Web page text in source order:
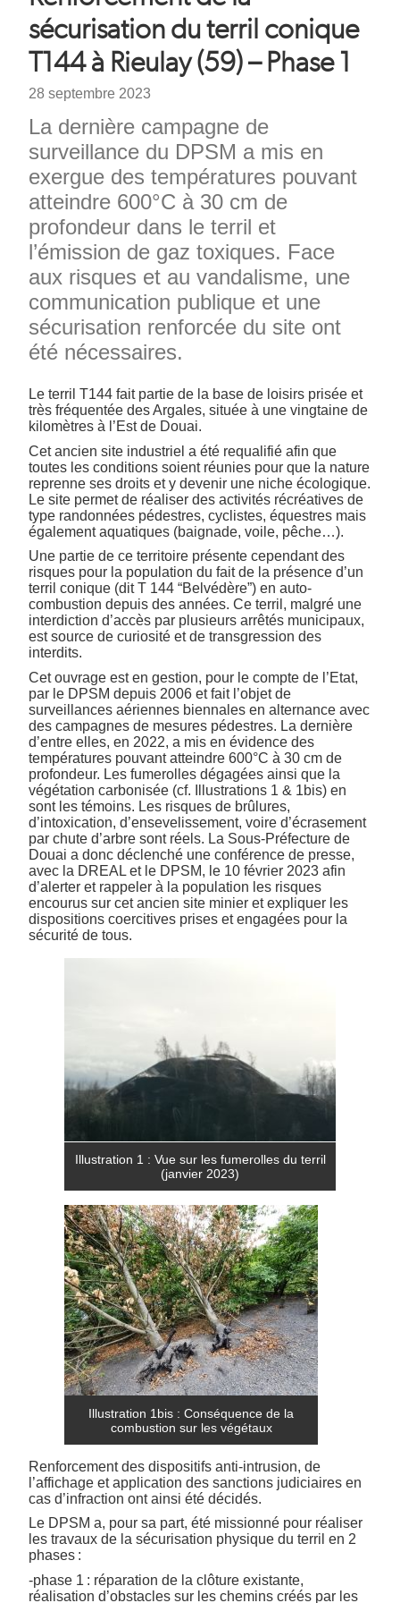
d'Ariane
sécurisation du terril conique
T144 à Rieulay (59) – Phase 1
Date
28 septembre 2023
Chapeau
La dernière campagne de
surveillance du DPSM a mis en
exergue des températures pouvant
atteindre 600°C à 30 cm de
profondeur dans le terril et
l’émission de gaz toxiques. Face
aux risques et au vandalisme, une
communication publique et une
sécurisation renforcée du site ont
été nécessaires.
Texte
Le terril T144 fait partie de la base de loisirs prisée et
très fréquentée des Argales, située à une vingtaine de
kilomètres à l’Est de Douai.
Cet ancien site industriel a été requalifié afin que
toutes les conditions soient réunies pour que la nature
reprenne ses droits et y devenir une niche écologique.
Le site permet de réaliser des activités récréatives de
type randonnées pédestres, cyclistes, équestres mais
également aquatiques (baignade, voile, pêche…).
Une partie de ce territoire présente cependant des
risques pour la population du fait de la présence d’un
terril conique (dit T 144 “Belvédère”) en auto-
combustion depuis des années. Ce terril, malgré une
interdiction d’accès par plusieurs arrêtés municipaux,
est source de curiosité et de transgression des
interdits.
Cet ouvrage est en gestion, pour le compte de l’Etat,
par le DPSM depuis 2006 et fait l’objet de
surveillances aériennes biennales en alternance avec
des campagnes de mesures pédestres. La dernière
d’entre elles, en 2022, a mis en évidence des
températures pouvant atteindre 600°C à 30 cm de
profondeur. Les fumerolles dégagées ainsi que la
végétation carbonisée (cf. Illustrations 1 & 1bis) en
sont les témoins. Les risques de brûlures,
d’intoxication, d’ensevelissement, voire d’écrasement
par chute d’arbre sont réels. La Sous-Préfecture de
Douai a donc déclenché une conférence de presse,
avec la DREAL et le DPSM, le 10 février 2023 afin
d’alerter et rappeler à la population les risques
encourus sur cet ancien site minier et expliquer les
dispositions coercitives prises et engagées pour la
sécurité de tous.
Illustration 1 : Vue sur les fumerolles du terril
(janvier 2023)
Illustration 1bis : Conséquence de la
combustion sur les végétaux
Renforcement des dispositifs anti-intrusion, de
l’affichage et application des sanctions judiciaires en
cas d’infraction ont ainsi été décidés.
Le DPSM a, pour sa part, été missionné pour réaliser
les travaux de la sécurisation physique du terril en 2
phases :
-phase 1 : réparation de la clôture existante,
réalisation d’obstacles sur les chemins créés par les